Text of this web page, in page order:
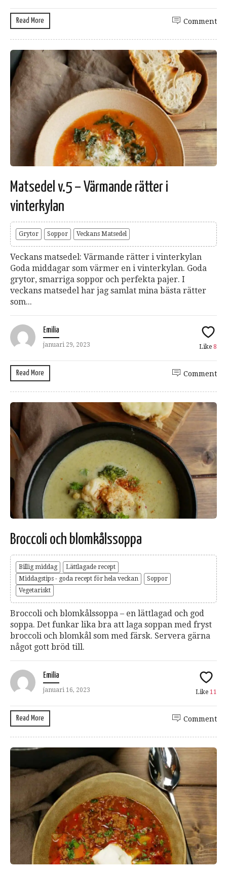
Read More Comment
Matsedel v.5 – Värmande rätter i
vinterkylan
Grytor Soppor Veckans Matsedel
Veckans matsedel: Värmande rätter i vinterkylan
Goda middagar som värmer en i vinterkylan. Goda
grytor, smarriga soppor och perfekta pajer. I
veckans matsedel har jag samlat mina bästa rätter
som...
Emilia
januari 29, 2023 Like 8
Read More Comment
Broccoli och blomkålssoppa
Billig middag
Lättlagade recept
Middagstips - goda recept för hela veckan
Soppor
Vegetariskt
Broccoli och blomkålssoppa – en lättlagad och god
soppa. Det funkar lika bra att laga soppan med fryst
broccoli och blomkål som med färsk. Servera gärna
något gott bröd till.
Emilia
januari 16, 2023 Like 11
Read More Comment